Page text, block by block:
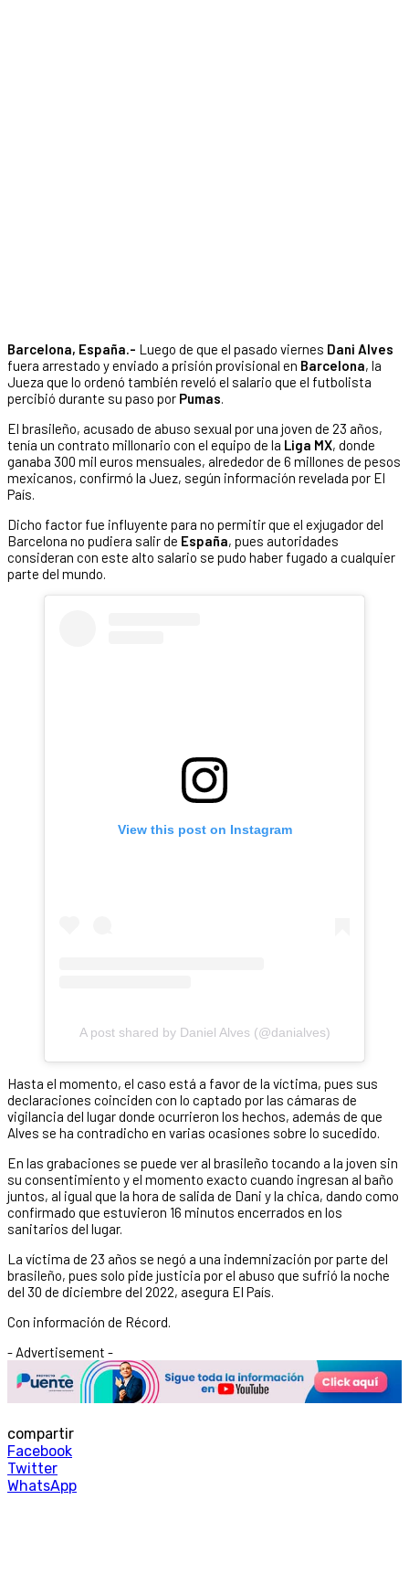
Barcelona, España.- Luego de que el pasado viernes Dani Alves
fuera arrestado y enviado a prisión provisional en Barcelona, la
Jueza que lo ordenó también reveló el salario que el futbolista
percibió durante su paso por Pumas.
El brasileño, acusado de abuso sexual por una joven de 23 años,
tenía un contrato millonario con el equipo de la Liga MX, donde
ganaba 300 mil euros mensuales, alrededor de 6 millones de pesos
mexicanos, confirmó la Juez, según información revelada por El
País.
Dicho factor fue influyente para no permitir que el exjugador del
Barcelona no pudiera salir de España, pues autoridades
consideran con este alto salario se pudo haber fugado a cualquier
parte del mundo.
View this post on Instagram
A post shared by Daniel Alves (@danialves)
Hasta el momento, el caso está a favor de la víctima, pues sus
declaraciones coinciden con lo captado por las cámaras de
vigilancia del lugar donde ocurrieron los hechos, además de que
Alves se ha contradicho en varias ocasiones sobre lo sucedido.
En las grabaciones se puede ver al brasileño tocando a la joven sin
su consentimiento y el momento exacto cuando ingresan al baño
juntos, al igual que la hora de salida de Dani y la chica, dando como
confirmado que estuvieron 16 minutos encerrados en los
sanitarios del lugar.
La víctima de 23 años se negó a una indemnización por parte del
brasileño, pues solo pide justicia por el abuso que sufrió la noche
del 30 de diciembre del 2022, asegura El País.
Con información de Récord.
- Advertisement -
compartir
Facebook
Twitter
WhatsApp